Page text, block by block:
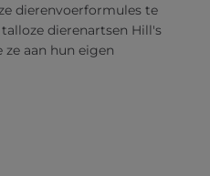
dierenvoerformules te
dierenartsen Hill's
ze aan hun eigen